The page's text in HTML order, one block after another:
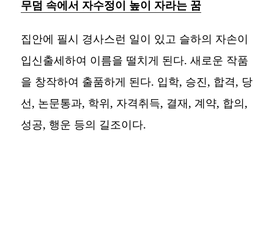
무덤 속에서 자수정이 높이 자라는 꿈
집안에 필시 경사스런 일이 있고 슬하의 자손이
입신출세하여 이름을 떨치게 된다. 새로운 작품
을 창작하여 출품하게 된다. 입학, 승진, 합격, 당
선, 논문통과, 학위, 자격취득, 결재, 계약, 합의,
성공, 행운 등의 길조이다.